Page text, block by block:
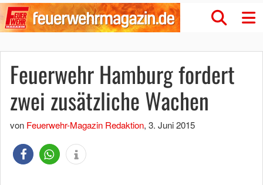
Feuerwehr Hamburg fordert
zwei zusätzliche Wachen
von Feuerwehr-Magazin Redaktion, 3. Juni 2015